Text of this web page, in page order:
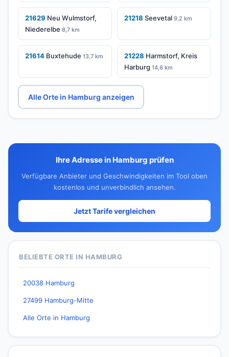
21629 Neu Wulmstorf,
Niederelbe 8,7 km
21218 Seevetal 9,2 km
21614 Buxtehude 13,7 km 21228 Harmstorf, Kreis
Harburg 14,6 km
Alle Orte in Hamburg anzeigen
Ihre Adresse in Hamburg prüfen
Verfügbare Anbieter und Geschwindigkeiten im Tool oben
kostenlos und unverbindlich ansehen.
Jetzt Tarife vergleichen
BELIEBTE ORTE IN HAMBURG
20038 Hamburg
27499 Hamburg-Mitte
Alle Orte in Hamburg